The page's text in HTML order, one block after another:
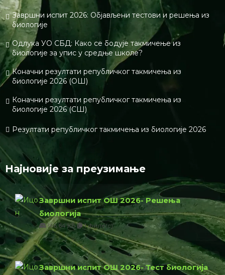
Завршни испит 2026: Објављени тестови и решења из
биологије
Одлука УО СБД: Како се бодује такмичење из
биологије за упис у средње школе?
Коначни резултати републичког такмичења из
биологије 2026 (ОШ)
Коначни резултати републичког такмичења из
биологије 2026 (СШ)
Резултати републичког такмичења из биологије 2026
Најновије за преузимање
Завршни испит ОШ 2026- Решења
биологија
166.64 КБ 1 филе(с)
Завршни испит ОШ 2026- Тест биологија